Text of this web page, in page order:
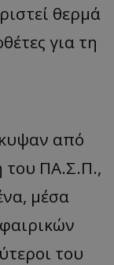
θερμά
για τη
από
του ΠΑ.Σ.Π.,
μέσα
του